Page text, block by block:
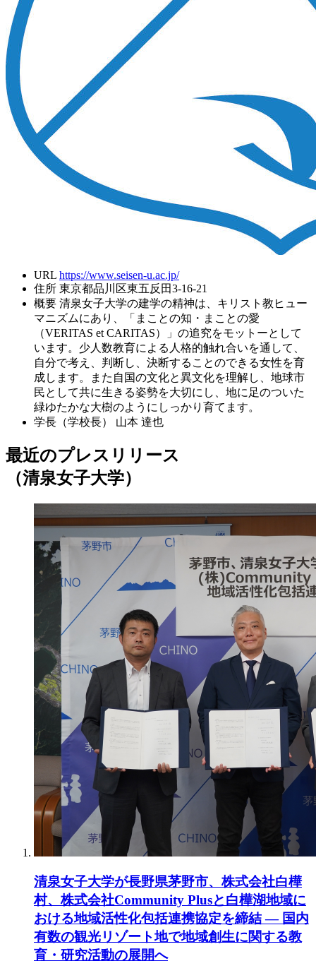
URL https://www.seisen-u.ac.jp/
住所 東京都品川区東五反田3-16-21
概要 清泉女子大学の建学の精神は、キリスト教ヒュー
マニズムにあり、「まことの知・まことの愛
（VERITAS et CARITAS）」の追究をモットーとして
います。少人数教育による人格的触れ合いを通して、
自分で考え、判断し、決断することのできる女性を育
成します。また自国の文化と異文化を理解し、地球市
民として共に生きる姿勢を大切にし、地に足のついた
緑ゆたかな大樹のようにしっかり育てます。
学長（学校長）
山本 達也
最近のプレスリリース
（清泉女子大学）
清泉女子大学が長野県茅野市、株式会社白樺
村、株式会社Community Plusと白樺湖地域に
おける地域活性化包括連携協定を締結 ― 国内
有数の観光リゾート地で地域創生に関する教
育・研究活動の展開へ